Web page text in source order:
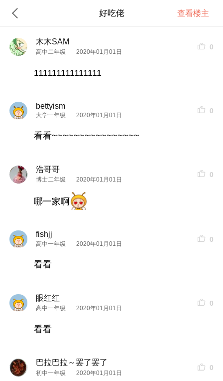
好吃佬 查看楼主
木木SAM
高中二年级 2020年01月01日
0
111111111111111
bettyism
大学一年级 2020年01月01日
0
看看~~~~~~~~~~~~~~~~
浩哥哥
博士二年级 2020年01月01日
0
哪一家啊
fishjj
高中一年级 2020年01月01日
0
看看
眼红红
高中一年级 2020年01月01日
0
看看
巴拉巴拉～罢了罢了
初中一年级 2020年01月01日
0